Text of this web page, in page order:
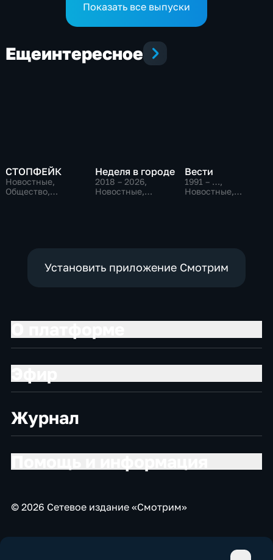
Показать все выпуски
Ещеинтересное
СТОПФЕЙК
Новостные,
Общество,
Неделя в городе
2018 – 2026,
Новостные,
Вести
1991 – …,
Новостные,
Установить приложение Смотрим
Журнал
© 2026 Сетевое издание «Смотрим»